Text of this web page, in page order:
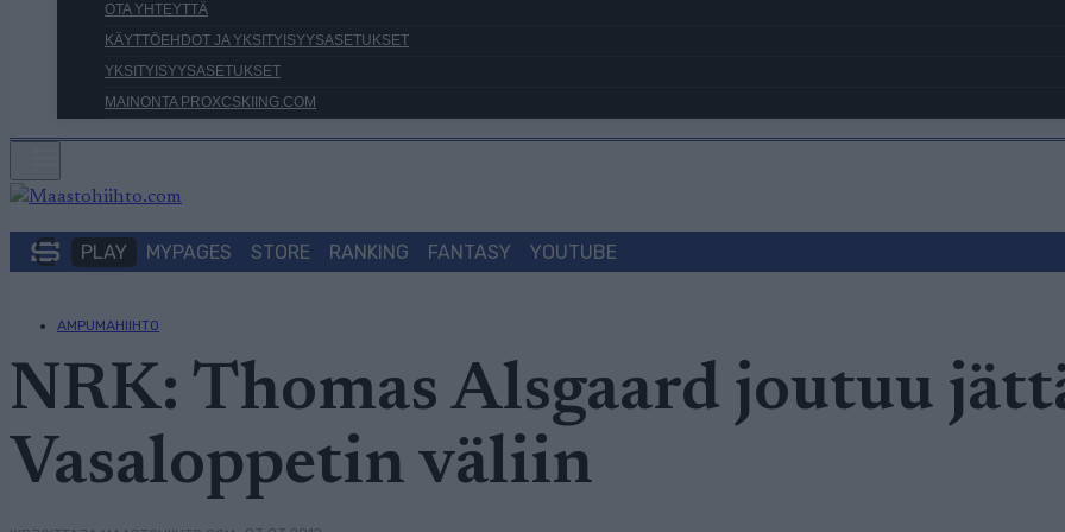
OTA YHTEYTTÄ
KÄYTTÖEHDOT JA YKSITYISYYSASETUKSET
YKSITYISYYSASETUKSET
MAINONTA PROXCSKIING.COM
PLAY MYPAGES STORE RANKING FANTASY YOUTUBE
AMPUMAHIIHTO
NRK: Thomas Alsgaard joutuu
Vasaloppetin väliin